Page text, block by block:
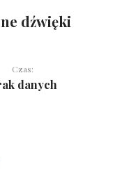
dźwięki
Czas:
danych